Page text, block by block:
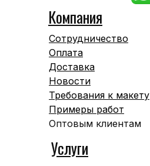
Услуги
Компания
Сотрудничество
Оплата
Доставка
Новости
Требования к макету
Примеры работ
Оптовым клиентам